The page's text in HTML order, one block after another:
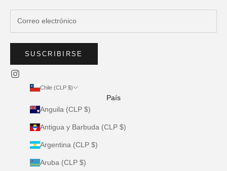
SUSCRIBIRSE
Chile (CLP $)
País
Anguila (CLP $)
Antigua y Barbuda (CLP $)
Argentina (CLP $)
Aruba (CLP $)